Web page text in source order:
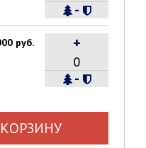
-
руб.
-
+